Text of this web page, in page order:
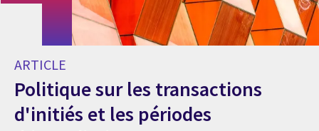
ARTICLE
Politique sur les transactions
d'initiés et les périodes